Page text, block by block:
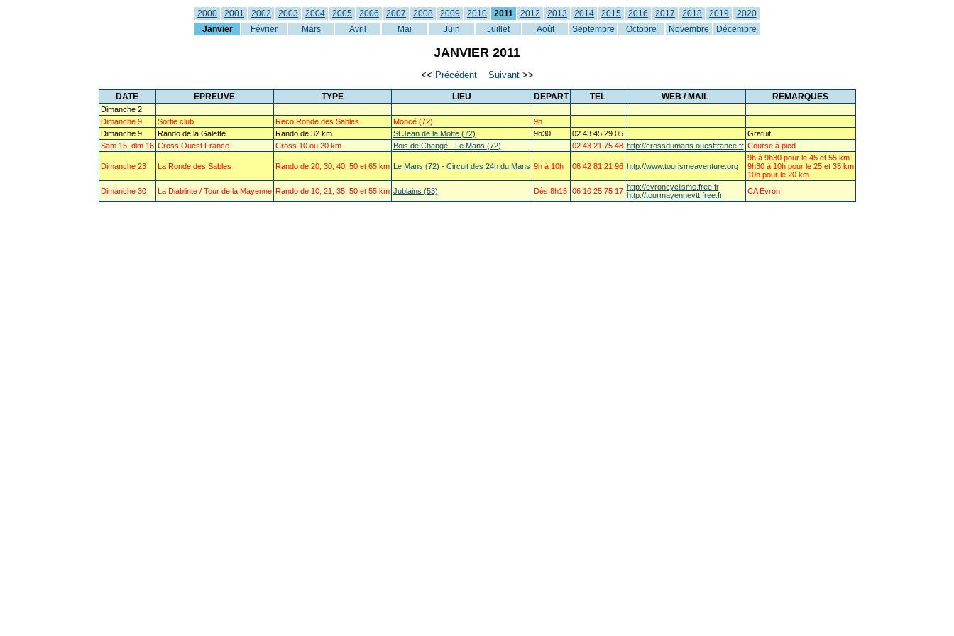
2000 2001 2002 2003 2004 2005 2006 2007 2008 2009 2010 2011 2012 2013 2014 2015 2016 2017 2018 2019
2020
Janvier
Février Mars Avril Mai Juin Juillet Août Septembre Octobre Novembre Décembre
JANVIER 2011
<< Précédent Suivant>>
DATE EPREUVE TYPE LIEU DEPART TEL WEB / MAIL REMARQUES
Dimanche 2
Dimanche 9
Sortie club Reco Ronde des Sables Moncé (72)
9h
Dimanche 9
Rando de la Galette Rando de 32 km St Jean de la Motte (72) 9h30 02 43 45 29 05
Gratuit
Sam 15, dim 16 Cross Ouest France Cross 10 ou 20 km Bois de Changé - Le Mans (72) 02 43 21 75 48 http://crossdumans.ouestfrance.fr Course à pied
Dimanche 23 La Ronde des Sables Rando de 20, 30, 40, 50 et 65 km Le Mans (72) - Circuit des 24h du Mans 9h à 10h 06 42 81 21 96 http://www.tourismeaventure.org
9h à 9h30 pour le 45 et 55 km
9h30 à 10h pour le 25 et 35 km
10h pour le 20 km
Dimanche 30
La Diablinte / Tour de la Mayenne Rando de 10, 21, 35, 50 et 55 km Jublains (53) Dès 8h15 06 10 25 75 17 http://evroncyclisme.free.fr
http://tourmayennevtt.free.fr
CA Evron